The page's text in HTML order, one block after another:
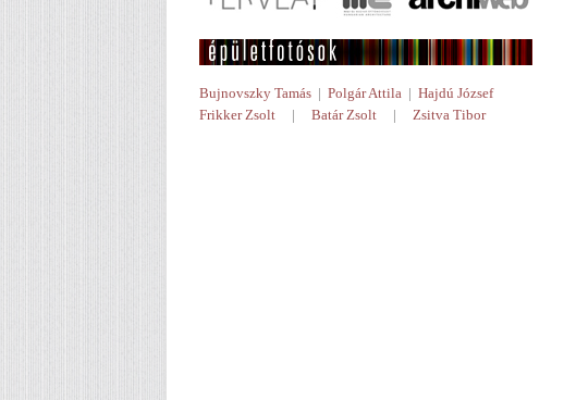
Bujnovszky Tamás | Polgár Attila | Hajdú József
Frikker Zsolt | Batár Zsolt | Zsitva Tibor